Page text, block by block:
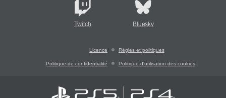
Twitch Bluesky
Licence Règles et politiques
Politique de confidentialité Politique d'utilisation des cookies